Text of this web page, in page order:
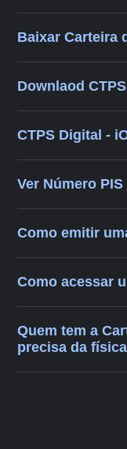
Baixar Carteira
Downlaod
CTPS Digital -
Ver Número
Como emitir
Como acessar
Quem tem a
precisa da